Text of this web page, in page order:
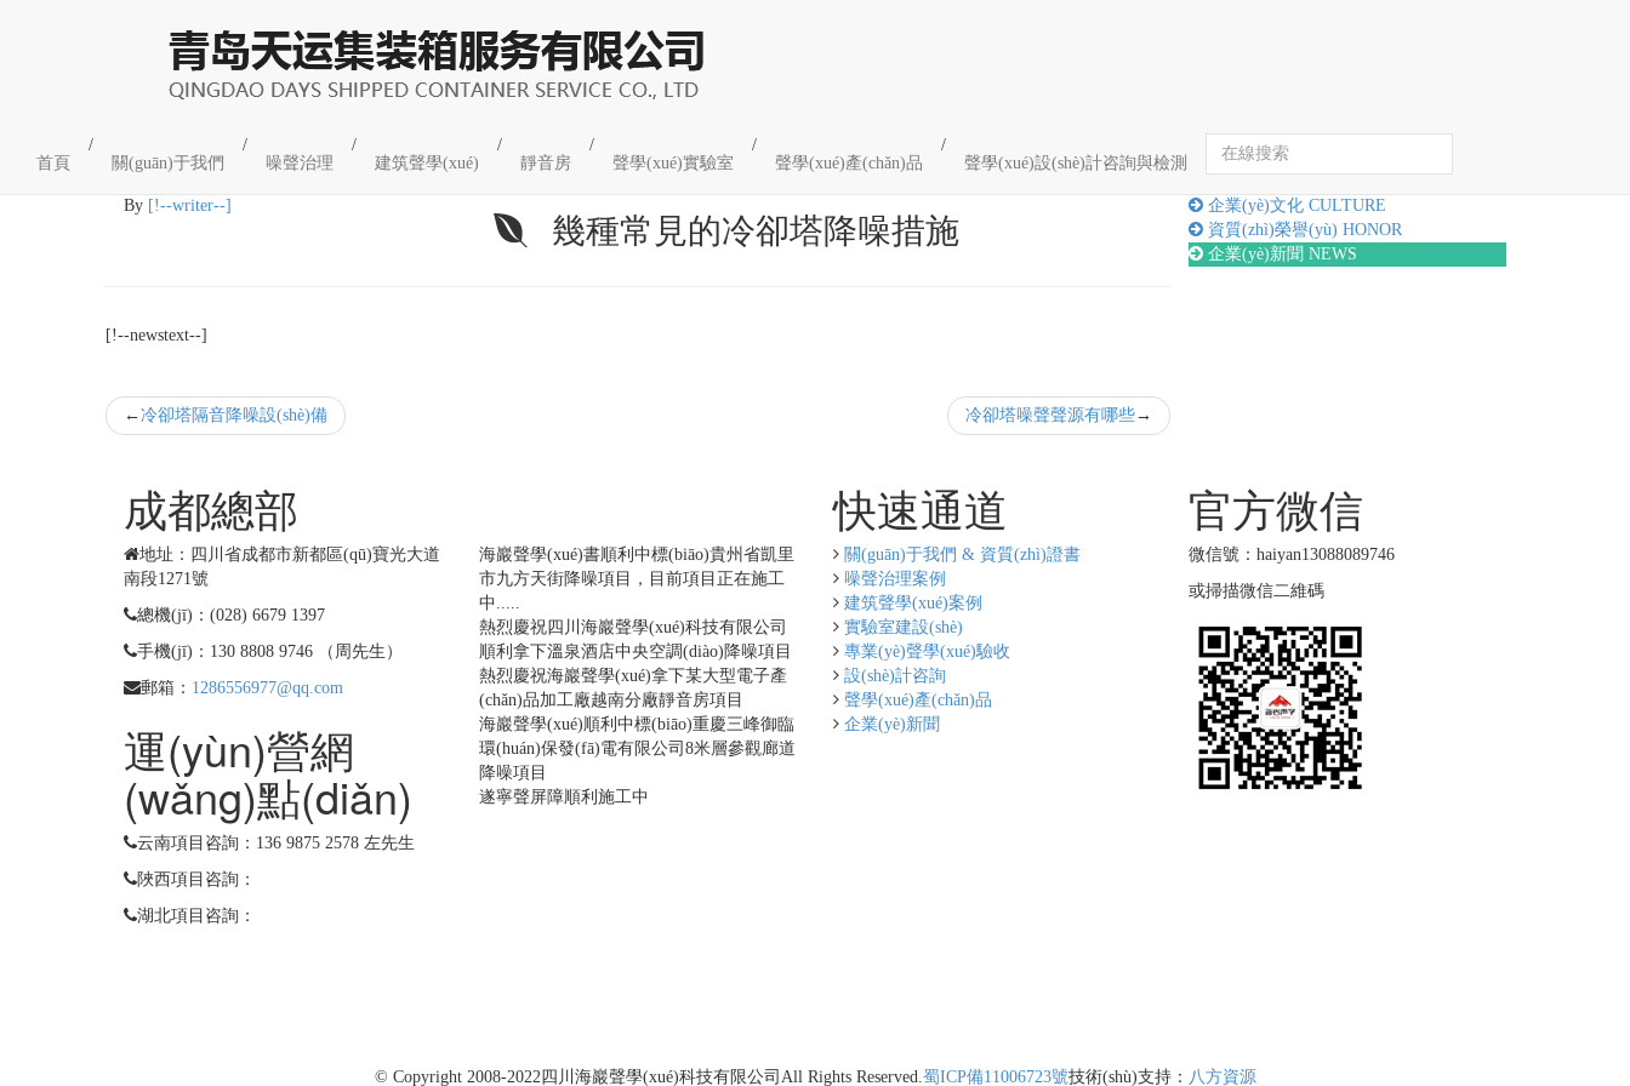
首頁
/
關(guān)于我們
/
噪聲治理
/
建筑聲學(xué)
/
靜音房
/
聲學(xué)實驗室
/
聲學(xué)產(chǎn)品
/
聲學(xué)設(shè)計咨詢與檢測
企業(yè)新聞
企業(yè)文化 CULTURE
資質(zhì)榮譽(yù) HONOR
企業(yè)新聞 NEWS
By [!--writer--] 幾種常見的冷卻塔降噪措施
[!--newstext--]
冷卻塔隔音降噪設(shè)備 冷卻塔噪聲聲源有哪些
成都總部
地址：四川省成都市新都區(qū)寶光大道
南段1271號
總機(jī)：(028) 6679 1397
手機(jī)：130 8808 9746 （周先生）
郵箱： 1286556977@qq.com
運(yùn)營網
(wǎng)點(diǎn)
云南項目咨詢：136 9875 2578 左先生
陜西項目咨詢：
湖北項目咨詢：
海巖聲學(xué)書順利中標(biāo)貴州省凱里
市九方天街降噪項目，目前項目正在施工
中.....
熱烈慶祝四川海巖聲學(xué)科技有限公司
順利拿下溫泉酒店中央空調(diào)降噪項目
熱烈慶祝海巖聲學(xué)拿下某大型電子產
(chǎn)品加工廠越南分廠靜音房項目
海巖聲學(xué)順利中標(biāo)重慶三峰御臨
環(huán)保發(fā)電有限公司8米層參觀廊道
降噪項目
遂寧聲屏障順利施工中
快速通道
關(guān)于我們 & 資質(zhì)證書
噪聲治理案例
建筑聲學(xué)案例
實驗室建設(shè)
專業(yè)聲學(xué)驗收
設(shè)計咨詢
聲學(xué)產(chǎn)品
企業(yè)新聞
官方微信
微信號：haiyan13088089746
或掃描微信二維碼
© Copyright 2008-2022四川海巖聲學(xué)科技有限公司 All Rights Reserved.蜀ICP備11006723號技術(shù)支持： 八方資源